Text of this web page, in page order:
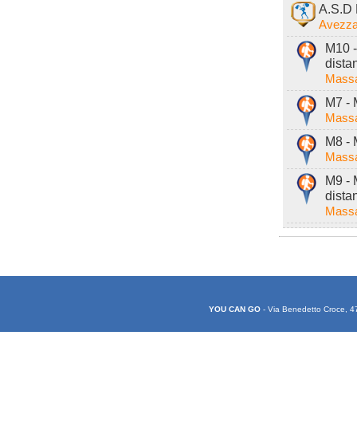
A.S.D
M10
M7 -
M8 -
M9 -
YOU CAN GO - Via Benedetto Croce,